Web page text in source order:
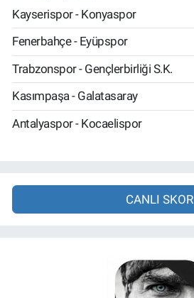
Kayserispor - Konyaspor
Fenerbahçe - Eyüpspor
Trabzonspor - Gençlerbirliği S.K.
Kasımpaşa - Galatasaray
Antalyaspor - Kocaelispor
CANLI SKOR